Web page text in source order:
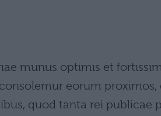
munus optimis et
eorum proximos,
quod tanta rei publicae